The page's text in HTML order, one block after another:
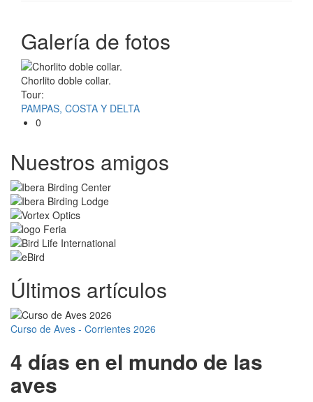
Galería de fotos
Chorlito doble collar.
Tour:
PAMPAS, COSTA Y DELTA
0
Nuestros amigos
Últimos artículos
Curso de Aves - Corrientes 2026
4 días en el mundo de las
aves